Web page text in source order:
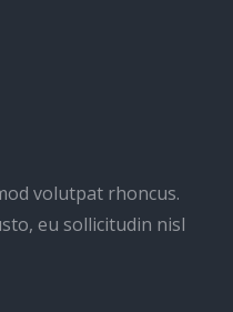
volutpat rhoncus.
eu sollicitudin nisl